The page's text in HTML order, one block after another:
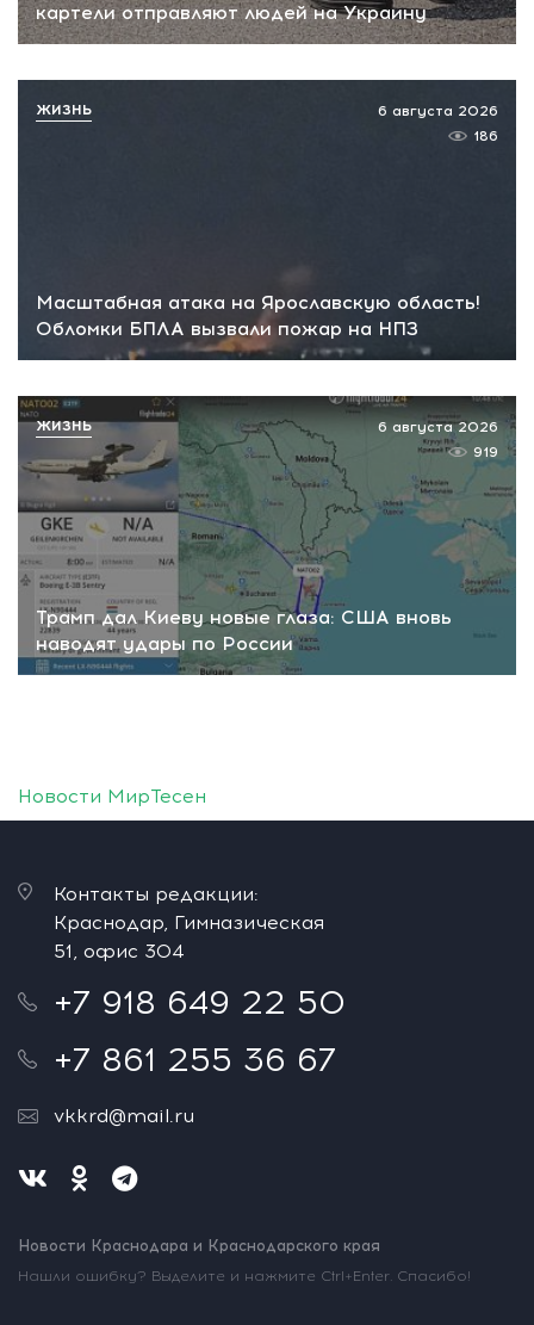
картели отправляют людей на Украину
Масштабная атака на Ярославскую область!
Обломки БПЛА вызвали пожар на НПЗ
6 августа 2026
186
ЖИЗНЬ
Трамп дал Киеву новые глаза: США вновь
наводят удары по России
6 августа 2026
919
ЖИЗНЬ
Новости МирТесен
Контакты редакции:
Краснодар, Гимназическая
51, офис 304
+7 918 649 22 50
+7 861 255 36 67
vkkrd@mail.ru
Новости Краснодара и Краснодарского края
Нашли ошибку? Выделите и нажмите Ctrl+Enter. Спасибо!